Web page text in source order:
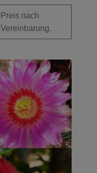
Preis nach
Vereinbarung.